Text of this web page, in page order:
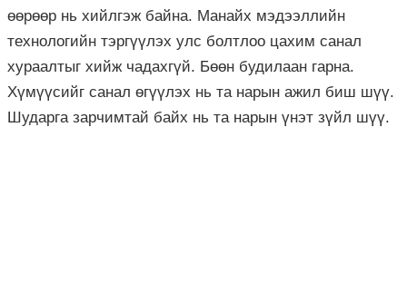
өөрөөр нь хийлгэж байна. Манайх мэдээллийн
технологийн тэргүүлэх улс болтлоо цахим санал
хураалтыг хийж чадахгүй. Бөөн будилаан гарна.
Хүмүүсийг санал өгүүлэх нь та нарын ажил биш шүү.
Шударга зарчимтай байх нь та нарын үнэт зүйл шүү.